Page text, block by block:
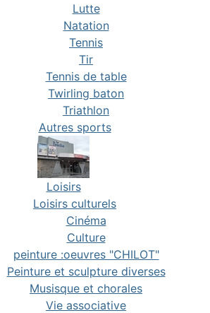
Lutte
Natation
Tennis
Tir
Tennis de table
Twirling baton
Triathlon
Autres sports
Loisirs
Loisirs culturels
Cinéma
Culture
peinture :oeuvres "CHILOT"
Peinture et sculpture diverses
Musisque et chorales
Vie associative